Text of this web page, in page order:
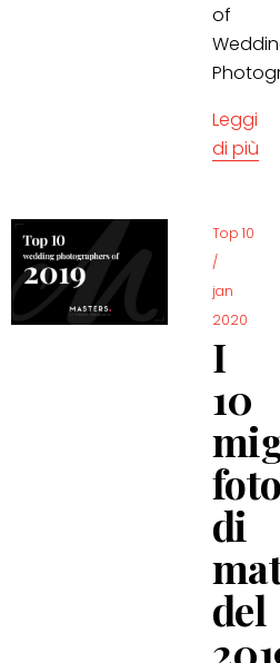
of
Leggi
di più
Top 10
/
jan
2020
I
10
di
del